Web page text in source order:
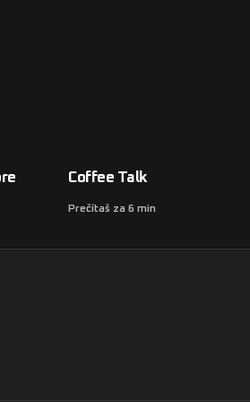
Coffee Talk
Prečítaš za 6 min